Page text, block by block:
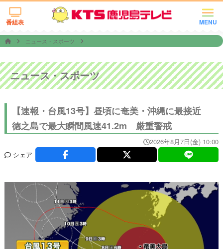
MENU
番組表
ニュース・スポーツ
ニュース・スポーツ
【速報・台風13号】昼頃に奄美・沖縄に最接近
徳之島で最大瞬間風速41.2m 厳重警戒
2026年8月7日(金) 10:00
シェア